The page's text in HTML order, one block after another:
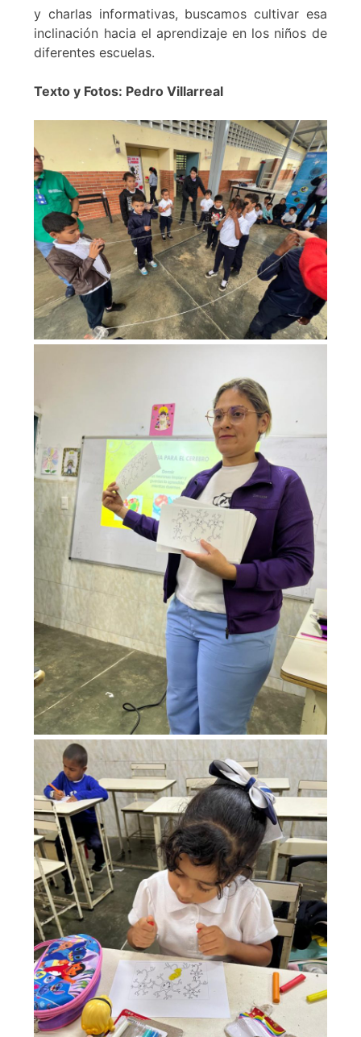
y charlas informativas, buscamos cultivar esa
inclinación hacia el aprendizaje en los niños de
diferentes escuelas.
Texto y Fotos: Pedro Villarreal